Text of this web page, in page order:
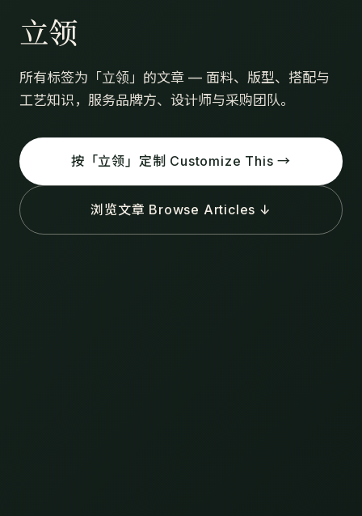
立领
所有标签为「立领」的文章 — 面料、版型、搭配与
工艺知识，服务品牌方、设计师与采购团队。
按「立领」定制 Customize This →
浏览文章 Browse Articles ↓